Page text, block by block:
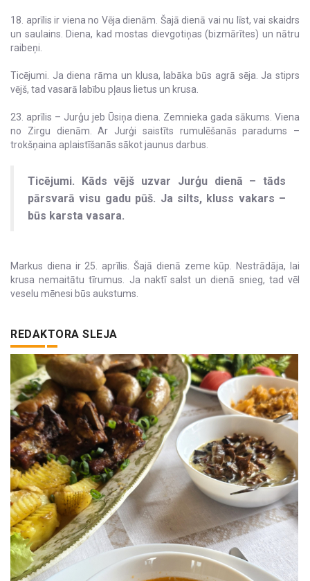
18. aprīlis ir viena no Vēja dienām. Šajā dienā vai nu līst, vai skaidrs
un saulains. Diena, kad mostas dievgotiņas (bizmārītes) un nātru
raibeņi.
Ticējumi. Ja diena rāma un klusa, labāka būs agrā sēja. Ja stiprs
vējš, tad vasarā labību pļaus lietus un krusa.
23. aprīlis – Jurģu jeb Ūsiņa diena. Zemnieka gada sākums. Viena
no Zirgu dienām. Ar Jurģi saistīts rumulēšanās paradums –
trokšņaina aplaistīšanās sākot jaunus darbus.
Ticējumi. Kāds vējš uzvar Jurģu dienā – tāds
pārsvarā visu gadu pūš. Ja silts, kluss vakars –
būs karsta vasara.
Markus diena ir 25. aprīlis. Šajā dienā zeme kūp. Nestrādāja, lai
krusa nemaitātu tīrumus. Ja naktī salst un dienā snieg, tad vēl
veselu mēnesi būs aukstums.
REDAKTORA SLEJA